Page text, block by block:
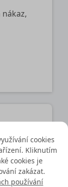
cookies
Kliknutím
cookies je
zakázat.
používání